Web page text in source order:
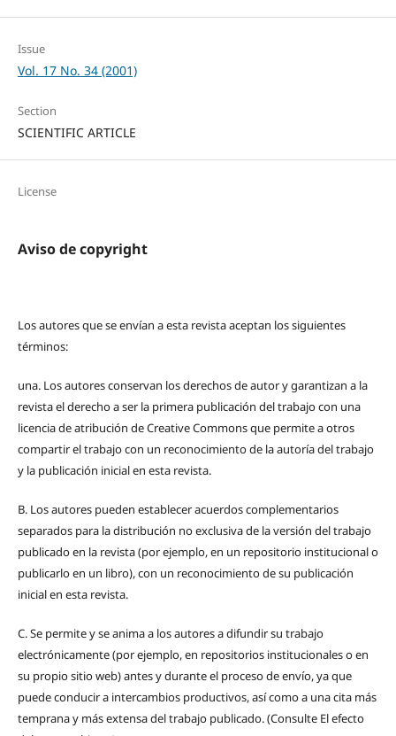
Issue
Vol. 17 No. 34 (2001)
Section
SCIENTIFIC ARTICLE
License
Aviso de copyright
Los autores que se envían a esta revista aceptan los siguientes
términos:
una. Los autores conservan los derechos de autor y garantizan a la
revista el derecho a ser la primera publicación del trabajo con una
licencia de atribución de Creative Commons que permite a otros
compartir el trabajo con un reconocimiento de la autoría del trabajo
y la publicación inicial en esta revista.
B. Los autores pueden establecer acuerdos complementarios
separados para la distribución no exclusiva de la versión del trabajo
publicado en la revista (por ejemplo, en un repositorio institucional o
publicarlo en un libro), con un reconocimiento de su publicación
inicial en esta revista.
C.Se permite y se anima a los autores a difundir su trabajo
electrónicamente (por ejemplo, en repositorios institucionales o en
su propio sitio web) antes y durante el proceso de envío, ya que
puede conducir a intercambios productivos, así como a una cita más
temprana y más extensa del trabajo publicado. (Consulte El efecto